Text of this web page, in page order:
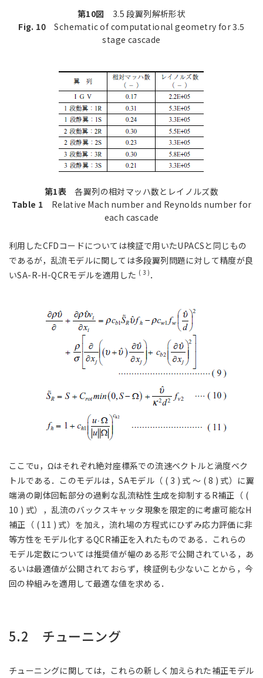
第10図 3.5 段翼列解析形状
Fig. 10 Schematic of computational geometry for 3.5
stage cascade
第1表 各翼列の相対マッハ数とレイノルズ数
Table 1 Relative Mach number and Reynolds number for
each cascade
利用したCFDコードについては検証で用いたUPACSと同じもの
であるが，乱流モデルに関しては多段翼列問題に対して精度が良
いSA-R-H-QCRモデルを適用した ( 3 ) ．
ここでu，Ωはそれぞれ絶対座標系での流速ベクトルと渦度ベク
トルである．このモデルは，SAモデル（ ( 3 ) 式 ～ ( 8 ) 式）に翼
端渦の剛体回転部分の過剰な乱流粘性生成を抑制するR補正（ (
10 ) 式），乱流のバックスキャッタ現象を限定的に考慮可能なH
補正（ ( 11 ) 式）を加え，流れ場の方程式にひずみ応力評価に非
等方性をモデル化するQCR補正を入れたものである．これらの
モデル定数については推奨値が幅のある形で公開されている，あ
るいは最適値が公開されておらず，検証例も少ないことから，今
回の枠組みを適用して最適な値を求める．
5.2 チューニング
チューニングに関しては，これらの新しく加えられた補正モデル